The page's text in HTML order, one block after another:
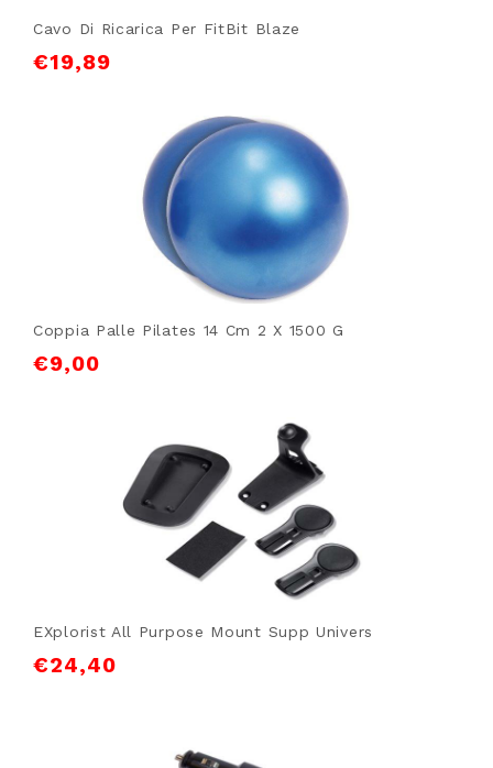
Cavo Di Ricarica Per FitBit Blaze
€19,89
Coppia Palle Pilates 14 Cm 2 X 1500 G
€9,00
EXplorist All Purpose Mount Supp Univers
€24,40